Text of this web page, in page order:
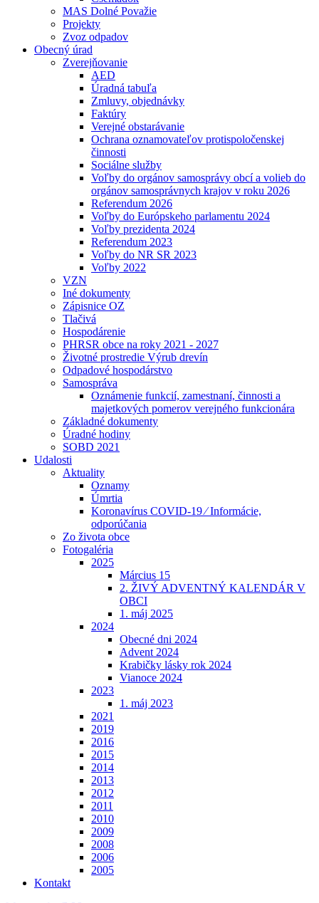
MAS Dolné Považie
Projekty
Zvoz odpadov
Obecný úrad
Zverejňovanie
AED
Úradná tabuľa
Zmluvy, objednávky
Faktúry
Verejné obstarávanie
Ochrana oznamovateľov protispoločenskej
činnosti
Sociálne služby
Voľby do orgánov samosprávy obcí a volieb do
orgánov samosprávnych krajov v roku 2026
Referendum 2026
Voľby do Európskeho parlamentu 2024
Voľby prezidenta 2024
Referendum 2023
Voľby do NR SR 2023
Voľby 2022
VZN
Iné dokumenty
Zápisnice OZ
Tlačivá
Hospodárenie
PHRSR obce na roky 2021 - 2027
Životné prostredie Výrub drevín
Odpadové hospodárstvo
Samospráva
Oznámenie funkcií, zamestnaní, činnosti a
majetkových pomerov verejného funkcionára
Základné dokumenty
Úradné hodiny
SOBD 2021
Udalosti
Aktuality
Oznamy
Úmrtia
Koronavírus COVID-19 ⁄ Informácie,
odporúčania
Zo života obce
Fotogaléria
2025
Március 15
2. ŽIVÝ ADVENTNÝ KALENDÁR V
OBCI
1. máj 2025
2024
Obecné dni 2024
Advent 2024
Krabičky lásky rok 2024
Vianoce 2024
2023
1. máj 2023
2021
2019
2016
2015
2014
2013
2012
2011
2010
2009
2008
2006
2005
Kontakt